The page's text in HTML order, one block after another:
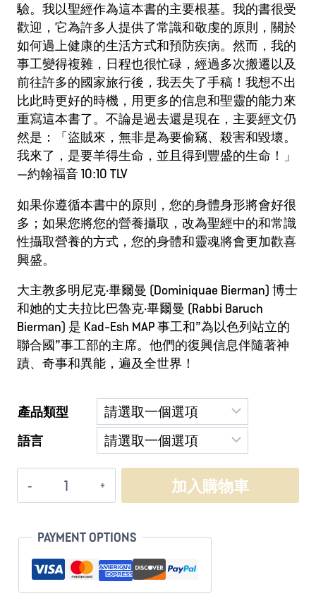
$17.00
驗。我以聖經作為這本書的主要根基。我的書很受
歡迎，它為許多人提供了常識和敬虔的原則，關於
如何過上健康的生活方式和預防疾病。然而，我的
事工變得複雜，日程也很忙碌，經過多次搬遷以及
前往許多的國家旅行後，我丟失了手稿！我想不出
比此時更好的時機，用更多的信息和聖靈的能力來
重寫這本書了。不論是過去還是現在，主要經文仍
然是：「盜賊來，無非是為要偷竊、殺害和毀壞。
我來了，是要羊得生命，並且得到豐盛的生命！」
—約翰福音 10:10 TLV
如果你遵循本書中的原則，您的身體身形將會好很
多；如果您將您的營養攝取，改為聖經中的和常識
性攝取營養的方式，您的身體和靈魂將會更加歡喜
興盛。
大主教多明尼克·畢爾曼 (Dominiquae Bierman) 博士
和她的丈夫拉比巴魯克·畢爾曼 (Rabbi Baruch
Bierman) 是 Kad-Esh MAP 事工和”為以色列站立的
聯合國”事工部的主席。他們的復興信息伴隨著神
蹟、奇事和異能，遍及全世界！
產品類型
語言
加入購物車
PAYMENT OPTIONS